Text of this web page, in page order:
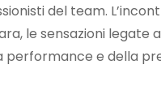
del team.
le sensazioni
e della